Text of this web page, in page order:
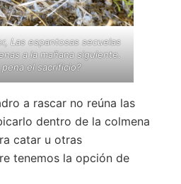
Las espantosas secuelas
a la mañana siguiente.
pena el sacrificio?
a rascar no reúna las
dentro de la colmena
catar u otras
tenemos la opción de